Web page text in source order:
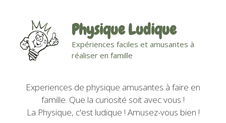
contenu
Physique Ludique
Expériences faciles et amusantes à
réaliser en famille
Experiences de physique amusantes à faire en
famille. Que la curiosité soit avec vous !
La Physique, c'est ludique ! Amusez-vous bien !